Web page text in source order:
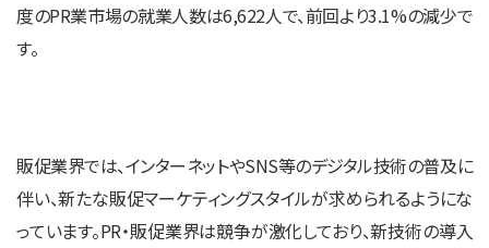
度のPR業市場の就業人数は6,622人で、前回より3.1%の減少で
す。
販促業界では、インターネットやSNS等のデジタル技術の普及に
伴い、新たな販促マーケティングスタイルが求められるようにな
っています。PR・販促業界は競争が激化しており、新技術の導入